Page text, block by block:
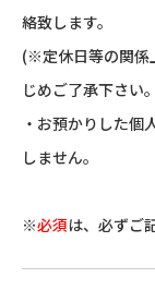
絡致します。
(※定休日等の関係
じめご了承下さい
・お預かりした個
しません。
※必須は、必ずご